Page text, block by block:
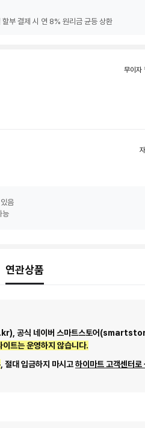
부 결제 시 연 8% 원리금 균등 상환
무이자
음
능
연관상품
공식 네이버 스마트스토어
이트는 운영하지 않습니다.
, 절대 입금하지 마시고하이마트 고객센터로